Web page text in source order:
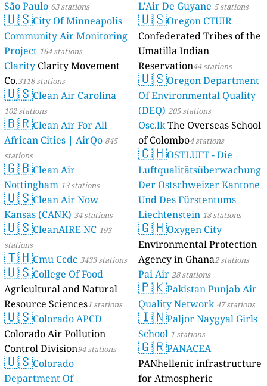
São Paulo 63 stations
🇺🇸City Of Minneapolis
Community Air Monitoring
Project 164 stations
Clarity Clarity Movement
Co.3118 stations
🇺🇸Clean Air Carolina
102 stations
🇧🇷Clean Air For All
African Cities | AirQo 845
stations
🇬🇧Clean Air
Nottingham 13 stations
🇺🇸Clean Air Now
Kansas (CANK) 34 stations
🇺🇸CleanAIRE NC 193
stations
🇹🇭Cmu Ccdc 3433 stations
🇺🇸College Of Food
Agricultural and Natural
Resource Sciences1 stations
🇺🇸Colorado APCD
Colorado Air Pollution
Control Division94 stations
🇺🇸Colorado
Department Of
L'Air De Guyane 5 stations
🇺🇸Oregon CTUIR
Confederated Tribes of the
Umatilla Indian
Reservation44 stations
🇺🇸Oregon Department
Of Environmental Quality
(DEQ) 205 stations
Osc.lkThe Overseas School
of Colombo4 stations
🇨🇭OSTLUFT - Die
Luftqualitätsüberwachung
Der Ostschweizer Kantone
Und Des Fürstentums
Liechtenstein 18 stations
🇬🇭Oxygen City
Environmental Protection
Agency in Ghana2 stations
Pai Air 28 stations
🇵🇰Pakistan Punjab Air
Quality Network 47 stations
🇮🇳Paljor Naygyal Girls
School 1 stations
🇬🇷PANACEA
PANhellenic infrastructure
for Atmospheric